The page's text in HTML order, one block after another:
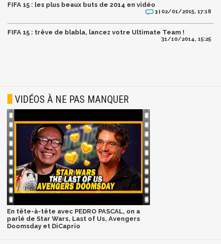
FIFA 15 : les plus beaux buts de 2014 en vidéo
3 | 02/01/2015, 17:18
FIFA 15 : trêve de blabla, lancez votre Ultimate Team !
31/10/2014, 15:25
VIDÉOS À NE PAS MANQUER
En tête-à-tête avec PEDRO PASCAL, on a
parlé de Star Wars, Last of Us, Avengers
Doomsday et DiCaprio